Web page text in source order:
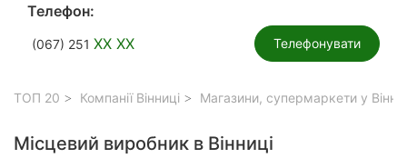
Телефон:
(067) 251 XX XX Телефонувати
ТОП 20 Компанії Вінниці Магазини, супермаркети у
Місцевий виробник в Вінниці